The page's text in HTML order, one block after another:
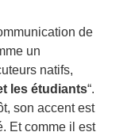
de
un
natifs,
les étudiants“.
son accent est
Et comme il est